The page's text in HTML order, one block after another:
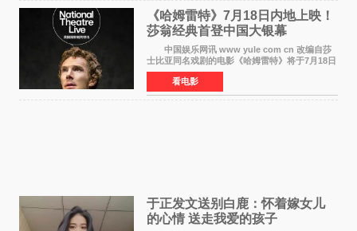
《哈姆雷特》7月18日内地上映！
莎翁经典首登中国大银幕
中国娱乐网讯 www yule com cn 改编自莎
士比亚同名戏剧的电影《哈姆雷特》将于7月18日
在中国内地上映。这部跨越四百年的文学经典被
搬上大银幕，为观众带来一场视觉与听觉的双重
盛宴。 《
看电影
于正发文送别白鹿：怀着嫁女儿
的心情 送走我爱的孩子